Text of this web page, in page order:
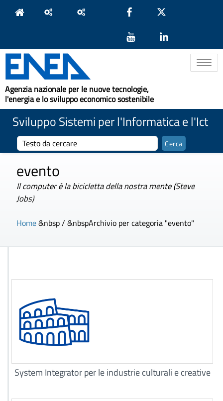
Toggle
Agenzia nazionale per le nuove tecnologie,
l'energia e lo sviluppo economico sostenibile
Sviluppo Sistemi per l'Informatica e l'Ict
evento
Il computer è la bicicletta della nostra mente (Steve
Jobs)
Home&nbsp / &nbspArchivio per categoria "evento"
System Integrator per le industrie culturali e creative